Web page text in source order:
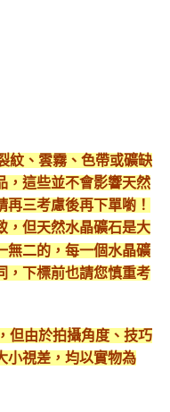
紋、雲霧、色帶或礦缺
，這些並不會影響天然
三考慮後再下單喲！
，但天然水晶礦石是大
無二的，每一個水晶礦
，下標前也請您慎重考
但由於拍攝角度、技巧
小視差，均以實物為